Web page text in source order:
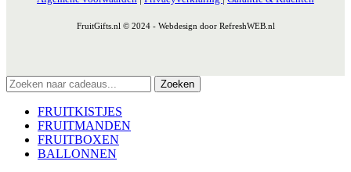
FruitGifts.nl © 2024 - Webdesign door RefreshWEB.nl
Zoeken
FRUITKISTJES
FRUITMANDEN
FRUITBOXEN
BALLONNEN